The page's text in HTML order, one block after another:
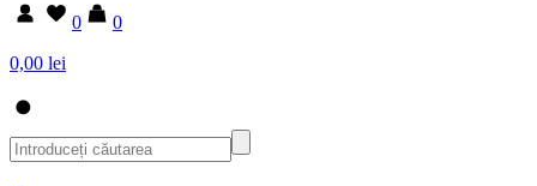
0
0
0,00 lei